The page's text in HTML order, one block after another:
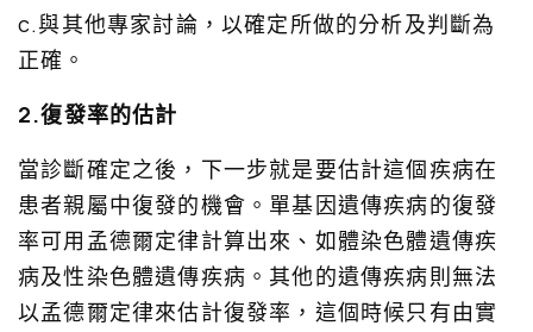
c.與其他專家討論，以確定所做的分析及判斷為
正確。
2.復發率的估計
當診斷確定之後，下一步就是要估計這個疾病在
患者親屬中復發的機會。單基因遺傳疾病的復發
率可用孟德爾定律計算出來、如體染色體遺傳疾
病及性染色體遺傳疾病。其他的遺傳疾病則無法
以孟德爾定律來估計復發率，這個時候只有由實